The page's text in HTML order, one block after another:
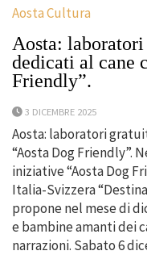
Aosta Cultura
Aosta:
dedicati al cane
Friendly”.
3 DICEMBRE 2025
Aosta: laboratori
“Aosta Dog Friendly”.
iniziative “Aosta Dog
Italia-Svizzera
propone nel mese di
e bambine amanti dei
narrazioni. Sabato 6